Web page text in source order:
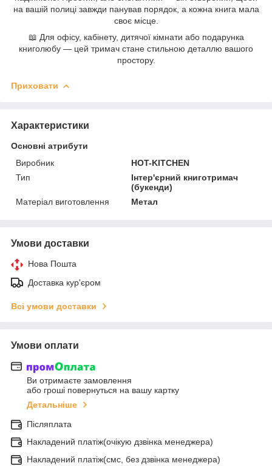
на вашій полиці завжди панував порядок, а кожна книга мала
своє місце.
📖 Для офісу, кабінету, дитячої кімнати або подарунка
книголюбу — цей тримач стане стильною деталлю вашого
простору.
Приховати
Характеристики
Основні атрибути
Виробник
HOT-KITCHEN
Тип
Інтер'єрний книготримач
(букенди)
Матеріал виготовлення
Метал
Умови доставки
Нова Пошта
Доставка кур'єром
Всі умови доставки
Умови оплати
Ви отримаєте замовлення
або гроші повернуться на вашу картку
Детальніше
Післяплата
Накладений платіж(очікую дзвінка менеджера)
Накладений платіж(смс, без дзвінка менеджера)